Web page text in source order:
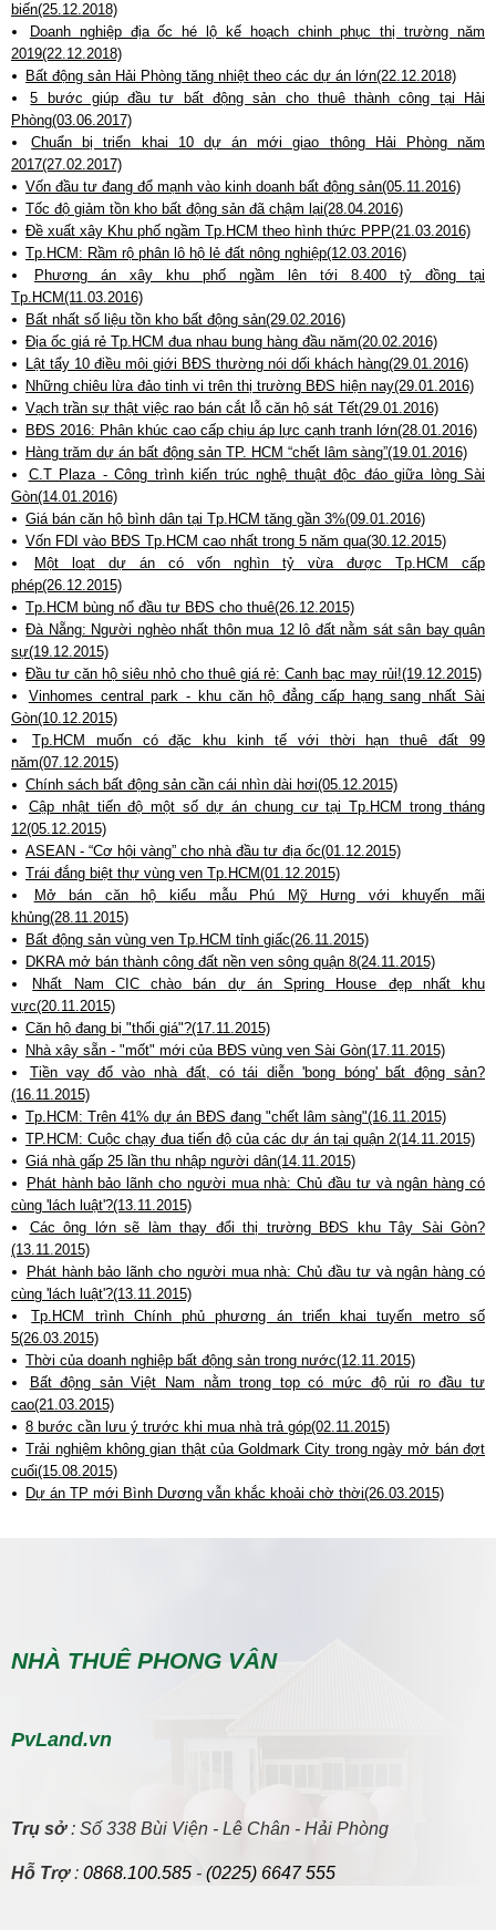
biến(25.12.2018)
Doanh nghiệp địa ốc hé lộ kế hoạch chinh phục thị trường năm
2019(22.12.2018)
Bất động sản Hải Phòng tăng nhiệt theo các dự án lớn(22.12.2018)
5 bước giúp đầu tư bất động sản cho thuê thành công tại Hải
Phòng(03.06.2017)
Chuẩn bị triển khai 10 dự án mới giao thông Hải Phòng năm
2017(27.02.2017)
Vốn đầu tư đang đổ mạnh vào kinh doanh bất động sản(05.11.2016)
Tốc độ giảm tồn kho bất động sản đã chậm lại(28.04.2016)
Đề xuất xây Khu phố ngầm Tp.HCM theo hình thức PPP(21.03.2016)
Tp.HCM: Rầm rộ phân lô hộ lẻ đất nông nghiệp(12.03.2016)
Phương án xây khu phố ngầm lên tới 8.400 tỷ đồng tại
Tp.HCM(11.03.2016)
Bất nhất số liệu tồn kho bất động sản(29.02.2016)
Địa ốc giá rẻ Tp.HCM đua nhau bung hàng đầu năm(20.02.2016)
Lật tẩy 10 điều môi giới BĐS thường nói dối khách hàng(29.01.2016)
Những chiêu lừa đảo tinh vi trên thị trường BĐS hiện nay(29.01.2016)
Vạch trần sự thật việc rao bán cắt lỗ căn hộ sát Tết(29.01.2016)
BĐS 2016: Phân khúc cao cấp chịu áp lực cạnh tranh lớn(28.01.2016)
Hàng trăm dự án bất động sản TP. HCM “chết lâm sàng”(19.01.2016)
C.T Plaza - Công trình kiến trúc nghệ thuật độc đáo giữa lòng Sài
Gòn(14.01.2016)
Giá bán căn hộ bình dân tại Tp.HCM tăng gần 3%(09.01.2016)
Vốn FDI vào BĐS Tp.HCM cao nhất trong 5 năm qua(30.12.2015)
Một loạt dự án có vốn nghìn tỷ vừa được Tp.HCM cấp
phép(26.12.2015)
Tp.HCM bùng nổ đầu tư BĐS cho thuê(26.12.2015)
Đà Nẵng: Người nghèo nhất thôn mua 12 lô đất nằm sát sân bay quân
sự(19.12.2015)
Đầu tư căn hộ siêu nhỏ cho thuê giá rẻ: Canh bạc may rủi!(19.12.2015)
Vinhomes central park - khu căn hộ đẳng cấp hạng sang nhất Sài
Gòn(10.12.2015)
Tp.HCM muốn có đặc khu kinh tế với thời hạn thuê đất 99
năm(07.12.2015)
Chính sách bất động sản cần cái nhìn dài hơi(05.12.2015)
Cập nhật tiến độ một số dự án chung cư tại Tp.HCM trong tháng
12(05.12.2015)
ASEAN - “Cơ hội vàng” cho nhà đầu tư địa ốc(01.12.2015)
Trái đắng biệt thự vùng ven Tp.HCM(01.12.2015)
Mở bán căn hộ kiểu mẫu Phú Mỹ Hưng với khuyến mãi
khủng(28.11.2015)
Bất động sản vùng ven Tp.HCM tỉnh giấc(26.11.2015)
DKRA mở bán thành công đất nền ven sông quận 8(24.11.2015)
Nhất Nam CIC chào bán dự án Spring House đẹp nhất khu
vực(20.11.2015)
Căn hộ đang bị "thổi giá"?(17.11.2015)
Nhà xây sẵn - "mốt" mới của BĐS vùng ven Sài Gòn(17.11.2015)
Tiền vay đổ vào nhà đất, có tái diễn 'bong bóng' bất động sản?
(16.11.2015)
Tp.HCM: Trên 41% dự án BĐS đang "chết lâm sàng"(16.11.2015)
TP.HCM: Cuộc chạy đua tiến độ của các dự án tại quận 2(14.11.2015)
Giá nhà gấp 25 lần thu nhập người dân(14.11.2015)
Phát hành bảo lãnh cho người mua nhà: Chủ đầu tư và ngân hàng có
cùng 'lách luật'?(13.11.2015)
Các ông lớn sẽ làm thay đổi thị trường BĐS khu Tây Sài Gòn?
(13.11.2015)
Phát hành bảo lãnh cho người mua nhà: Chủ đầu tư và ngân hàng có
cùng 'lách luật'?(13.11.2015)
Tp.HCM trình Chính phủ phương án triển khai tuyến metro số
5(26.03.2015)
Thời của doanh nghiệp bất động sản trong nước(12.11.2015)
Bất động sản Việt Nam nằm trong top có mức độ rủi ro đầu tư
cao(21.03.2015)
8 bước cần lưu ý trước khi mua nhà trả góp(02.11.2015)
Trải nghiệm không gian thật của Goldmark City trong ngày mở bán đợt
cuối(15.08.2015)
Dự án TP mới Bình Dương vẫn khắc khoải chờ thời(26.03.2015)
NHÀ THUÊ PHONG VÂN
PvLand.vn
Trụ sở: Số 338 Bùi Viện - Lê Chân - Hải Phòng
Hỗ Trợ: 0868.100.585 - (0225) 6647 555